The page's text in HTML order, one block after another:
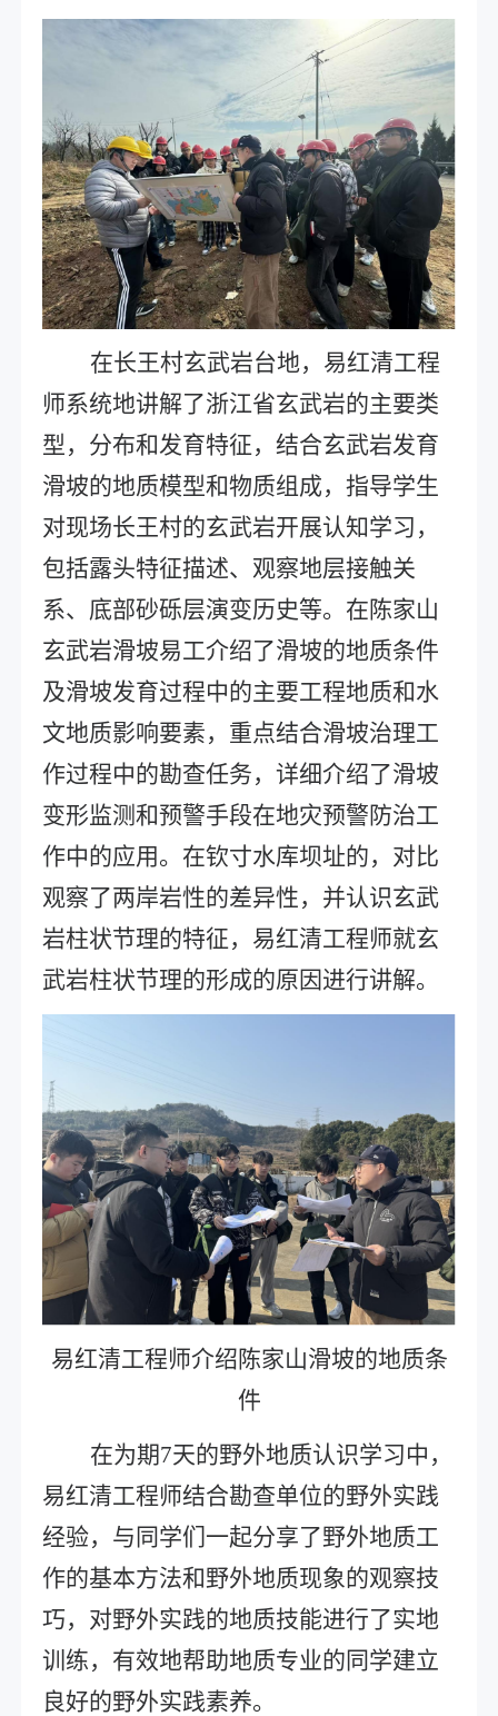
在长王村玄武岩台地，易红清工程
师系统地讲解了浙江省玄武岩的主要类
型，分布和发育特征，结合玄武岩发育
滑坡的地质模型和物质组成，指导学生
对现场长王村的玄武岩开展认知学习，
包括露头特征描述、观察地层接触关
系、底部砂砾层演变历史等。在陈家山
玄武岩滑坡易工介绍了滑坡的地质条件
及滑坡发育过程中的主要工程地质和水
文地质影响要素，重点结合滑坡治理工
作过程中的勘查任务，详细介绍了滑坡
变形监测和预警手段在地灾预警防治工
作中的应用。在钦寸水库坝址的，对比
观察了两岸岩性的差异性，并认识玄武
岩柱状节理的特征，易红清工程师就玄
武岩柱状节理的形成的原因进行讲解。
易红清工程师介绍陈家山滑坡的地质条
件
在为期7天的野外地质认识学习中，
易红清工程师结合勘查单位的野外实践
经验，与同学们一起分享了野外地质工
作的基本方法和野外地质现象的观察技
巧，对野外实践的地质技能进行了实地
训练，有效地帮助地质专业的同学建立
良好的野外实践素养。